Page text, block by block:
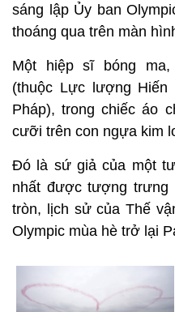
sáng lập Ủy ban
thoáng qua trên màn
Một hiệp sĩ bóng ma,
(thuộc Lực lượng
Pháp), trong chiếc áo
cưỡi trên con ngựa kim
Đó là sứ giả của một
nhất được tượng trưng
tròn, lịch sử của Thế
Olympic mùa hè trở lại